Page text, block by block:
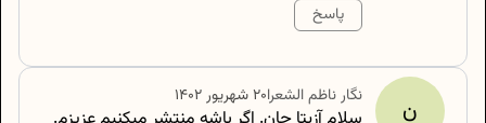
پاسخ
ن نگارناظم الشعرا۲۰ شهریور ۱۴۰۲